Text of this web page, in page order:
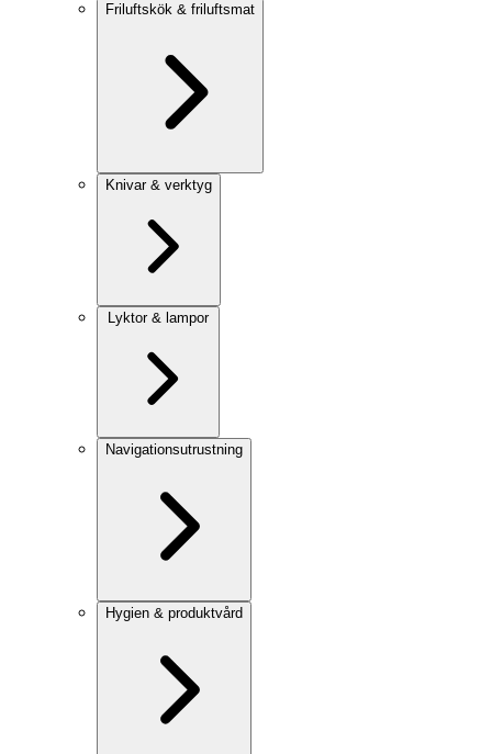
Friluftskök & friluftsmat
Knivar & verktyg
Lyktor & lampor
Navigationsutrustning
Hygien & produktvård